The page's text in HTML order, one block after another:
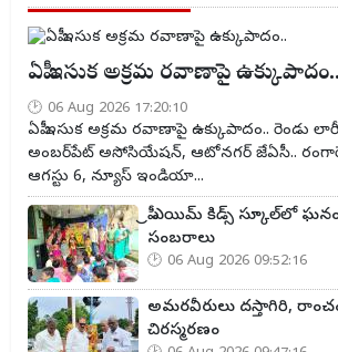
ఏపీ ఇసుక అక్రమ రవాణాపై ఉక్కుపాదం..
06 Aug 2026 17:20:10
ఏపీ ఇసుక అక్రమ రవాణాపై ఉక్కుపాదం.. రెండు
అంబర్‌పేట్ అసోసియేషన్, ఆటోనగర్ జేఏసీ..
ఆగస్టు 6, న్యూస్ ఇండియా...
ప్రీ ఎయిమ్ కిడ్స్ స్కూల్‌లో
సంబరాలు
06 Aug 2026 09:52:16
అమరవీరులు దస్తాగిరి,
చిరస్మరణం